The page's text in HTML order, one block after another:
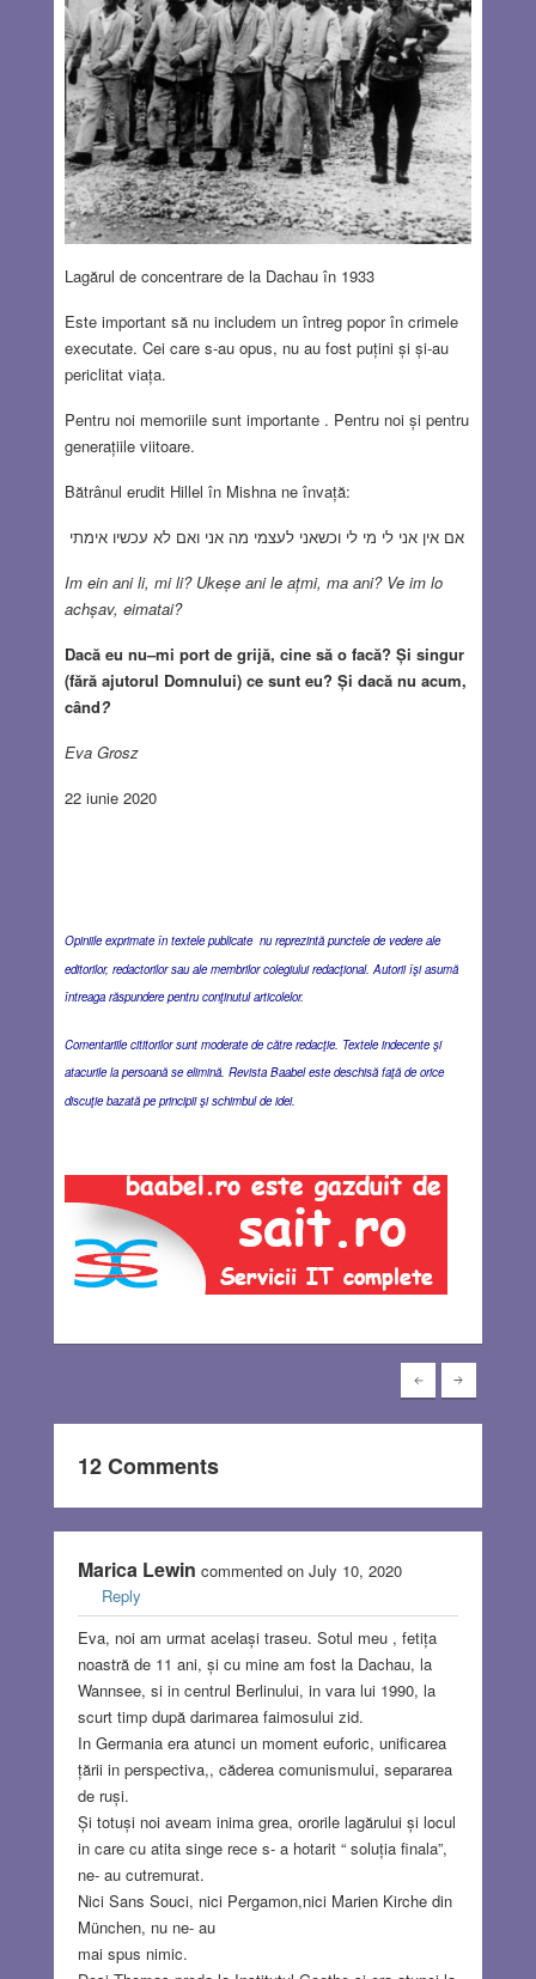
Lagărul de concentrare de la Dachau în 1933
Este important să nu includem un întreg popor în crimele
executate. Cei care s-au opus, nu au fost puțini și și-au
periclitat viața.
Pentru noi memoriile sunt importante . Pentru noi și pentru
generațiile viitoare.
Bătrânul erudit Hillel în Mishna ne învață:
אם אין אני לי מי לי וכשאני לעצמי מה אני ואם לא עכשיו אימתי
Im ein ani li, mi li? Ukeșe ani le ațmi, ma ani? Ve im lo
achșav, eimatai?
Dacă eu nu–mi port de grijă, cine să o facă? Și singur
(fără ajutorul Domnului) ce sunt eu? Și dacă nu acum,
când?
Eva Grosz
22 iunie 2020
Opiniile exprimate în textele publicate nu reprezintă punctele de vedere ale
editorilor, redactorilor sau ale membrilor colegiului redacţional. Autorii îşi asumă
întreaga răspundere pentru conţinutul articolelor.
Comentariile cititorilor sunt moderate de către redacţie. Textele indecente şi
atacurile la persoană se elimină. Revista Baabel este deschisă faţă de orice
discuţie bazată pe principii şi schimbul de idei.
12 Comments
Marica Lewin commented on July 10, 2020
Reply
Eva, noi am urmat același traseu. Sotul meu , fetița
noastră de 11 ani, și cu mine am fost la Dachau, la
Wannsee, si in centrul Berlinului, in vara lui 1990, la
scurt timp după darimarea faimosului zid.
In Germania era atunci un moment euforic, unificarea
țării in perspectiva,, căderea comunismului, separarea
de ruși.
Și totuși noi aveam inima grea, ororile lagărului și locul
in care cu atita singe rece s- a hotarit “ soluția finala”,
ne- au cutremurat.
Nici Sans Souci, nici Pergamon,nici Marien Kirche din
München, nu ne- au
mai spus nimic.